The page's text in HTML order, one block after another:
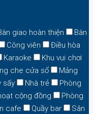
giao hoàn thiện
Bàn
Công viên
Điều hòa
Karaoke
Khu vui chơi
che cửa sổ
Mảng
sấy Nhà trẻ
Phòng
cộng đồng
Phòng
cafe Quầy bar
Sân